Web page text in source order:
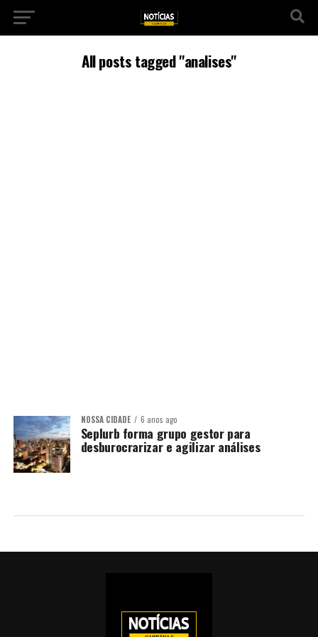
All posts tagged "analises"
NOSSA CIDADE 6 anos ago
Seplurb forma grupo gestor para
desburocrarizar e agilizar análises